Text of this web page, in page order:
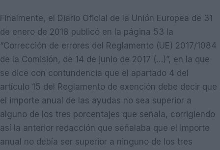
Finalmente, el Diario Oficial de la Unión Europea de 31
de enero de 2018 publicó en la página 53 la
“Corrección de errores del Reglamento (UE) 2017/1084
de la Comisión, de 14 de junio de 2017 (…)”, en la que
se dice con contundencia que el apartado 4 del
artículo 15 del Reglamento de exención debe decir que
el importe anual de las ayudas no sea superior a
alguno de los tres porcentajes que señala, corrigiendo
así la anterior redacción que señalaba que el importe
anual no debía ser superior a ninguno de los tres